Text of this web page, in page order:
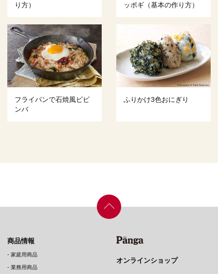
り方）
ッポギ（基本の作り方）
フライパンで石焼風ビビ
ンバ
ふりかけ3色おにぎり
商品情報
- 家庭用商品
- 業務用商品
オンラインショップ